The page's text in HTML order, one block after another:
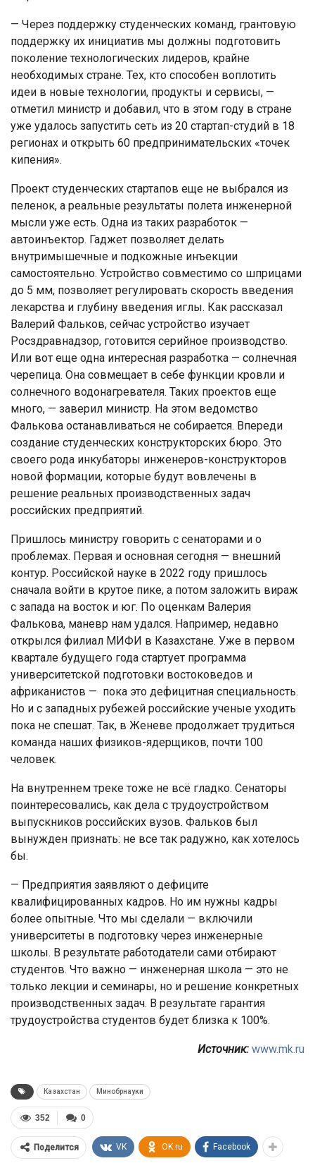
— Через поддержку студенческих команд, грантовую
поддержку их инициатив мы должны подготовить
поколение технологических лидеров, крайне
необходимых стране. Тех, кто способен воплотить
идеи в новые технологии, продукты и сервисы, —
отметил министр и добавил, что в этом году в стране
уже удалось запустить сеть из 20 стартап-студий в 18
регионах и открыть 60 предпринимательских «точек
кипения».
Проект студенческих стартапов еще не выбрался из
пеленок, а реальные результаты полета инженерной
мысли уже есть. Одна из таких разработок —
автоинъектор. Гаджет позволяет делать
внутримышечные и подкожные инъекции
самостоятельно. Устройство совместимо со шприцами
до 5 мм, позволяет регулировать скорость введения
лекарства и глубину введения иглы. Как рассказал
Валерий Фальков, сейчас устройство изучает
Росздравнадзор, готовится серийное производство.
Или вот еще одна интересная разработка — солнечная
черепица. Она совмещает в себе функции кровли и
солнечного водонагревателя. Таких проектов еще
много, — заверил министр. На этом ведомство
Фалькова останавливаться не собирается. Впереди
создание студенческих конструкторских бюро. Это
своего рода инкубаторы инженеров-конструкторов
новой формации, которые будут вовлечены в
решение реальных производственных задач
российских предприятий.
Пришлось министру говорить с сенаторами и о
проблемах. Первая и основная сегодня — внешний
контур. Российской науке в 2022 году пришлось
сначала войти в крутое пике, а потом заложить вираж
с запада на восток и юг. По оценкам Валерия
Фалькова, маневр нам удался. Например, недавно
открылся филиал МИФИ в Казахстане. Уже в первом
квартале будущего года стартует программа
университетской подготовки востоковедов и
африканистов — пока это дефицитная специальность.
Но и с западных рубежей российские ученые уходить
пока не спешат. Так, в Женеве продолжает трудиться
команда наших физиков-ядерщиков, почти 100
человек.
На внутреннем треке тоже не всё гладко. Сенаторы
поинтересовались, как дела с трудоустройством
выпускников российских вузов. Фальков был
вынужден признать: не все так радужно, как хотелось
бы.
— Предприятия заявляют о дефиците
квалифицированных кадров. Но им нужны кадры
более опытные. Что мы сделали — включили
университеты в подготовку через инженерные
школы. В результате работодатели сами отбирают
студентов. Что важно — инженерная школа — это не
только лекции и семинары, но и решение конкретных
производственных задач. В результате гарантия
трудоустройства студентов будет близка к 100%.
Источник: www.mk.ru
Казахстан Минобрнауки
0
352
Поделится VK OK.ru Facebook